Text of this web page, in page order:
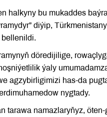
halkyny bu mukaddes
diýip,
bellenildi.
döredijilige,
ýaly
agzybirligimizi has-da
nygtady.
tarawa namazlaryňyz,